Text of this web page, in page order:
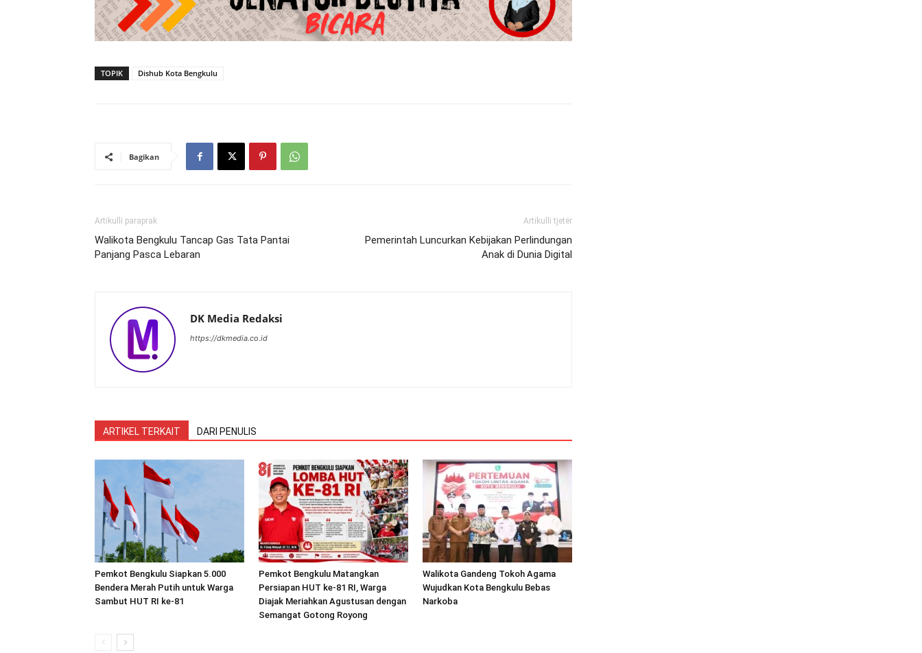
TOPIK Dishub Kota Bengkulu
Bagikan
Artikulli paraprak
Walikota Bengkulu Tancap Gas Tata Pantai
Panjang Pasca Lebaran
Artikulli tjetër
Pemerintah Luncurkan Kebijakan Perlindungan
Anak di Dunia Digital
DK Media Redaksi
https://dkmedia.co.id
ARTIKEL TERKAIT DARI PENULIS
Pemkot Bengkulu Siapkan 5.000
Bendera Merah Putih untuk Warga
Sambut HUT RI ke-81
Pemkot Bengkulu Matangkan
Persiapan HUT ke-81 RI, Warga
Diajak Meriahkan Agustusan dengan
Semangat Gotong Royong
Walikota Gandeng Tokoh Agama
Wujudkan Kota Bengkulu Bebas
Narkoba